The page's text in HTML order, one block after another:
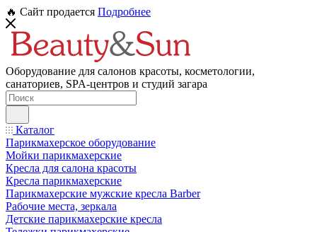
🔥 Сайт продается Подробнее
Оборудование для салонов красоты, косметологии,
санаториев, SPA-центров и студий загара
Каталог
Парикмахерское оборудование
Мойки парикмахерские
Кресла для салона красоты
Кресла парикмахерские
Парикмахерские мужские кресла Barber
Рабочие места, зеркала
Детские парикмахерские кресла